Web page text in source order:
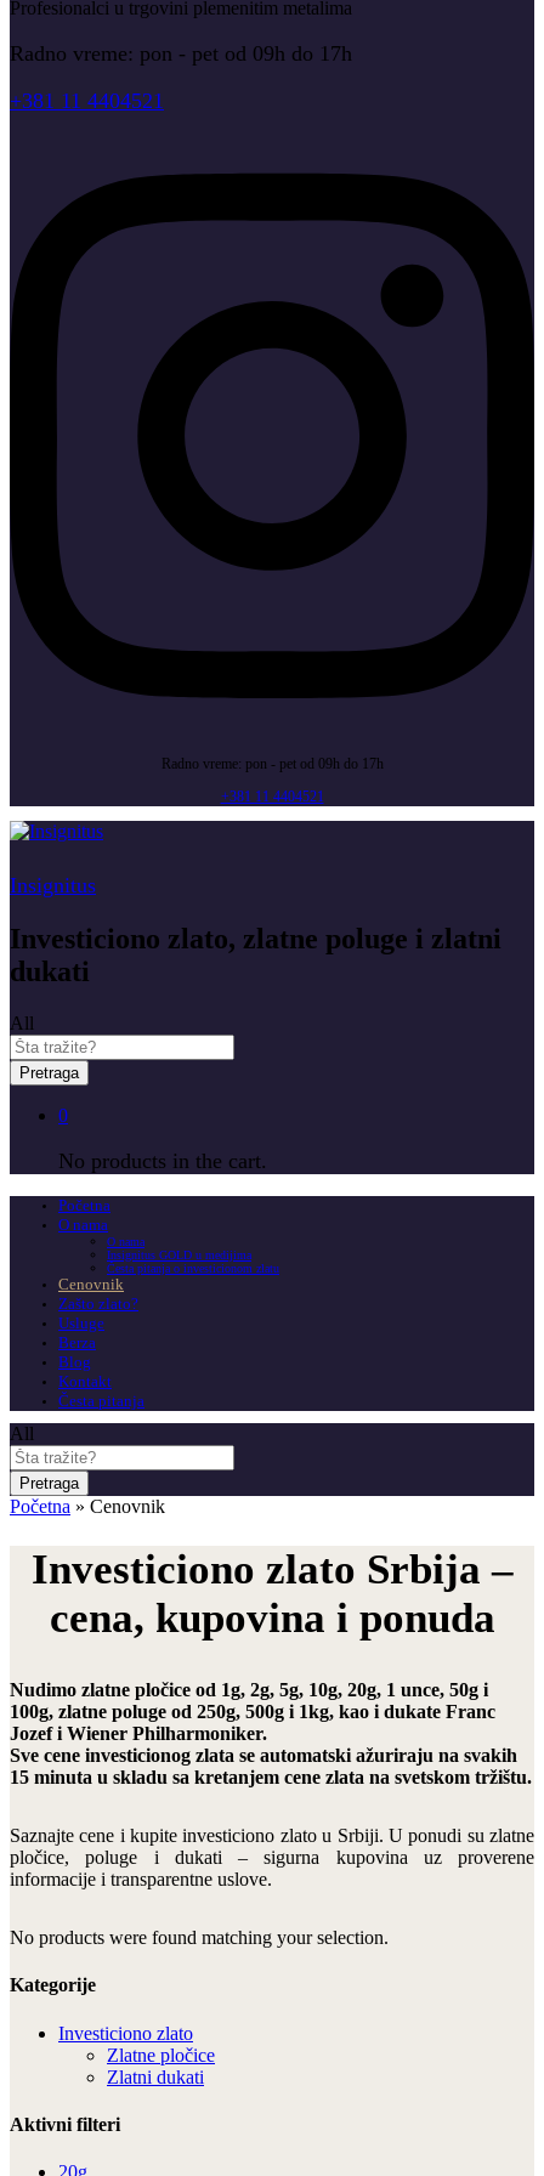
Profesionalci u trgovini plemenitim metalima
Radno vreme: pon - pet od 09h do 17h
+381 11 4404521
Radno vreme: pon - pet od 09h do 17h
+381 11 4404521
Insignitus
Investiciono zlato, zlatne poluge i zlatni
dukati
All
Pretraga
0
No products in the cart.
Početna
O nama
O nama
Insignitus GOLD u medijima
Česta pitanja o investicionom zlatu
Cenovnik
Zašto zlato?
Usluge
Berza
Blog
Kontakt
Česta pitanja
All
Pretraga
Početna » Cenovnik
Investiciono zlato Srbija –
cena, kupovina i ponuda
Nudimo zlatne pločice od 1g, 2g, 5g, 10g, 20g, 1 unce, 50g i
100g, zlatne poluge od 250g, 500g i 1kg, kao i dukate Franc
Jozef i Wiener Philharmoniker.
Sve cene investicionog zlata se automatski ažuriraju na svakih
15 minuta u skladu sa kretanjem cene zlata na svetskom tržištu.
Saznajte cene i kupite investiciono zlato u Srbiji. U ponudi su zlatne
pločice, poluge i dukati – sigurna kupovina uz proverene
informacije i transparentne uslove.
No products were found matching your selection.
Kategorije
Investiciono zlato
Zlatne pločice
Zlatni dukati
Aktivni filteri